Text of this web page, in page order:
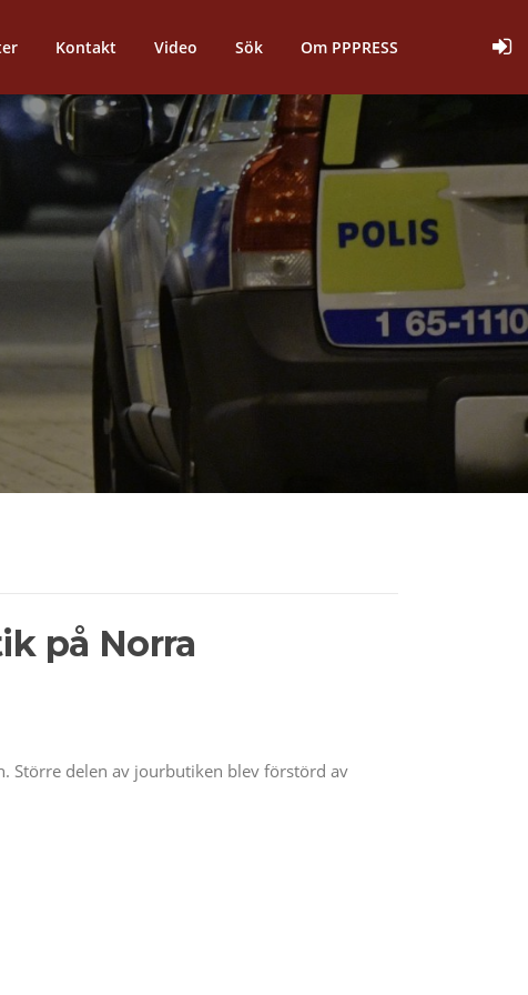
Kontakt Video Sök Om PPPRESS
på Norra
Större delen av jourbutiken blev förstörd av